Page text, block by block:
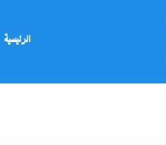
الرئيسية